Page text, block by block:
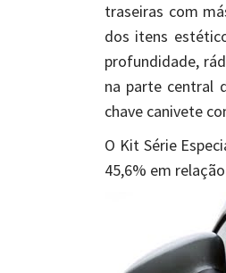
traseiras com
dos itens
profundidade,
na parte central
chave canivete
O Kit Série
45,6% em